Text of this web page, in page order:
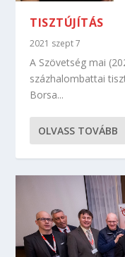
TISZTÚJÍTÁS
2021 szept 7
A Szövetség mai
százhalombattai
Borsa...
OLVASS TOVÁBB